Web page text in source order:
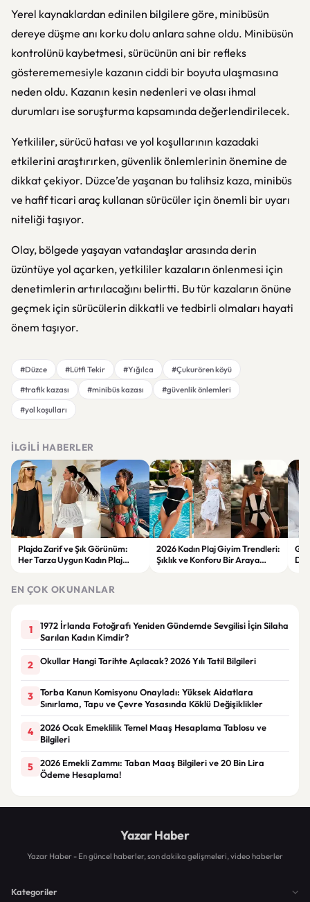
Yerel kaynaklardan edinilen bilgilere göre, minibüsün
dereye düşme anı korku dolu anlara sahne oldu. Minibüsün
kontrolünü kaybetmesi, sürücünün ani bir refleks
gösterememesiyle kazanın ciddi bir boyuta ulaşmasına
neden oldu. Kazanın kesin nedenleri ve olası ihmal
durumları ise soruşturma kapsamında değerlendirilecek.
Yetkililer, sürücü hatası ve yol koşullarının kazadaki
etkilerini araştırırken, güvenlik önlemlerinin önemine de
dikkat çekiyor. Düzce’de yaşanan bu talihsiz kaza, minibüs
ve hafif ticari araç kullanan sürücüler için önemli bir uyarı
niteliği taşıyor.
Olay, bölgede yaşayan vatandaşlar arasında derin
üzüntüye yol açarken, yetkililer kazaların önlenmesi için
denetimlerin artırılacağını belirtti. Bu tür kazaların önüne
geçmek için sürücülerin dikkatli ve tedbirli olmaları hayati
önem taşıyor.
#Düzce #Lütfi Tekir #Yığılca
#Çukurören köyü
#trafik kazası
#minibüs kazası
#güvenlik önlemleri
#yol koşulları
İLGILI HABERLER
Plajda Zarif ve Şık Görünüm:
Her Tarza Uygun Kadın Plaj
2026 Kadın Plaj Giyim Trendleri:
Şıklık ve Konforu Bir Araya
EN ÇOK OKUNANLAR
1
1972 İrlanda Fotoğrafı Yeniden Gündemde Sevgilisi İçin Silaha
Sarılan Kadın Kimdir?
2 Okullar Hangi Tarihte Açılacak? 2026 Yılı Tatil Bilgileri
3
Torba Kanun Komisyonu Onayladı: Yüksek Aidatlara
Sınırlama, Tapu ve Çevre Yasasında Köklü Değişiklikler
4
2026 Ocak Emeklilik Temel Maaş Hesaplama Tablosu ve
Bilgileri
5
2026 Emekli Zammı: Taban Maaş Bilgileri ve 20 Bin Lira
Ödeme Hesaplama!
Yazar Haber
Yazar Haber - En güncel haberler, son dakika gelişmeleri, video haberler
Kategoriler